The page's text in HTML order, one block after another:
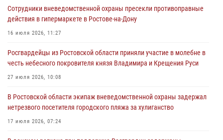
16 июля 2026, 11:27
Конкурс профессионального мастерства взрывотехников прошел в
15 июля 2026, 06:39
Сотрудники вневедомственной охраны пресекли противоправные
действия в гипермаркете в Ростове-на-Дону
16 июля 2026, 11:27
Росгвардейцы из Ростовской области приняли участие в молебне в
честь небесного покровителя князя Владимира и Крещения Руси
27 июля 2026, 10:08
В Ростовской области экипаж вневедомственной охраны задержал
нетрезвого посетителя городского пляжа за хулиганство
17 июля 2026, 07:24